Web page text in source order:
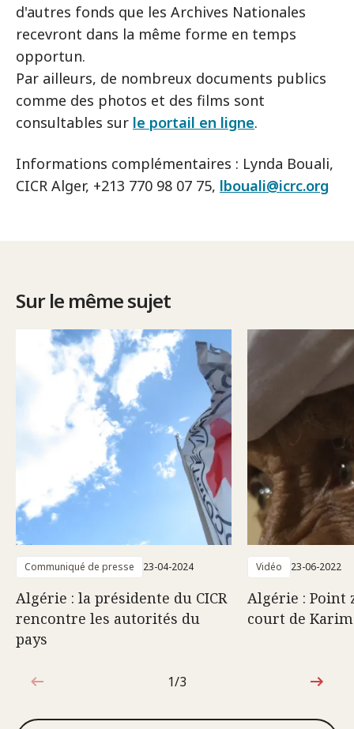
d'autres fonds que les Archives Nationales
recevront dans la même forme en temps
opportun.
Par ailleurs, de nombreux documents publics
comme des photos et des films sont
consultables sur le portail en ligne.
Informations complémentaires : Lynda Bouali,
CICR Alger, +213 770 98 07 75, lbouali@icrc.org
Sur le même sujet
Communiqué de presse 23-04-2024
Algérie : la présidente du CICR
rencontre les autorités du
pays
Vidéo 23-06-2022
Algérie : Point
court de
1sur3
1/3